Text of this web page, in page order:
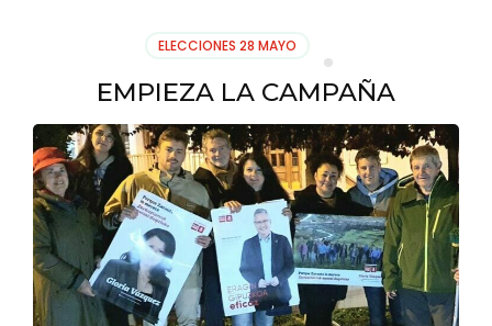
ELECCIONES 28 MAYO
EMPIEZA LA CAMPAÑA